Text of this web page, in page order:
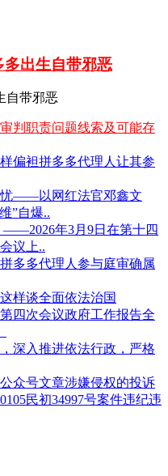
出生自带邪恶
自带邪恶
判职责问题线索及可能存
偏袒拼多多代理人让其参
忧——以网红法官邓鑫文
”自爆..
——2026年3月9日在第十四
议上..
多多代理人参与庭审确属
样谈全面依法治国
四次会议政府工作报告全
深入推进依法行政，严格
众号文章涉嫌侵权的投诉
民初34997号案件违纪违